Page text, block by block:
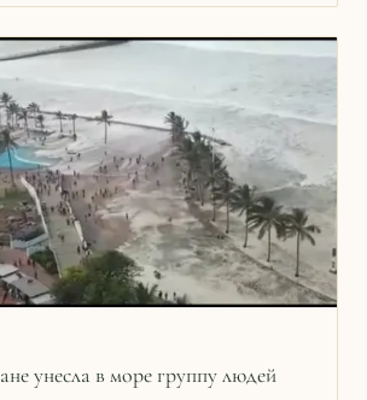
унесла в море группу людей